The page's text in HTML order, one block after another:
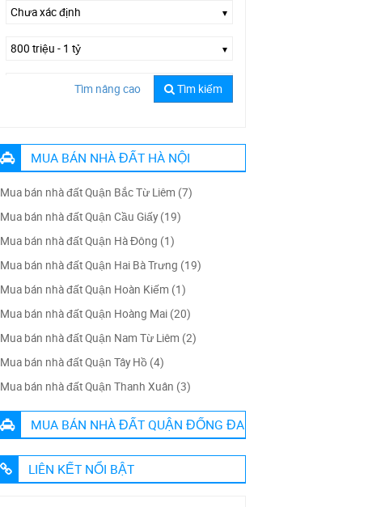
Tìm nâng cao Tìm kiếm
MUA BÁN NHÀ ĐẤT HÀ NỘI
Mua bán nhà đất Quận Bắc Từ Liêm (7)
Mua bán nhà đất Quận Cầu Giấy (19)
Mua bán nhà đất Quận Hà Đông (1)
Mua bán nhà đất Quận Hai Bà Trưng (19)
Mua bán nhà đất Quận Hoàn Kiếm (1)
Mua bán nhà đất Quận Hoàng Mai (20)
Mua bán nhà đất Quận Nam Từ Liêm (2)
Mua bán nhà đất Quận Tây Hồ (4)
Mua bán nhà đất Quận Thanh Xuân (3)
MUA BÁN NHÀ ĐẤT QUẬN ĐỐNG ĐA
LIÊN KẾT NỔI BẬT